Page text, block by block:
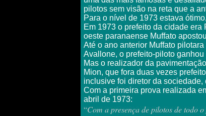
pilotos sem visão na reta que a
Para o nível de 1973 estava
Em 1973 o prefeito da cidade
oeste paranaense Muffato
Até o ano anterior Muffato
Avallone, o prefeito-piloto
Mas o realizador da
Mion, que fora duas vezes
inclusive foi diretor da
Com a primeira prova realizada
abril de 1973:
“Com a presença de pilotos de todo